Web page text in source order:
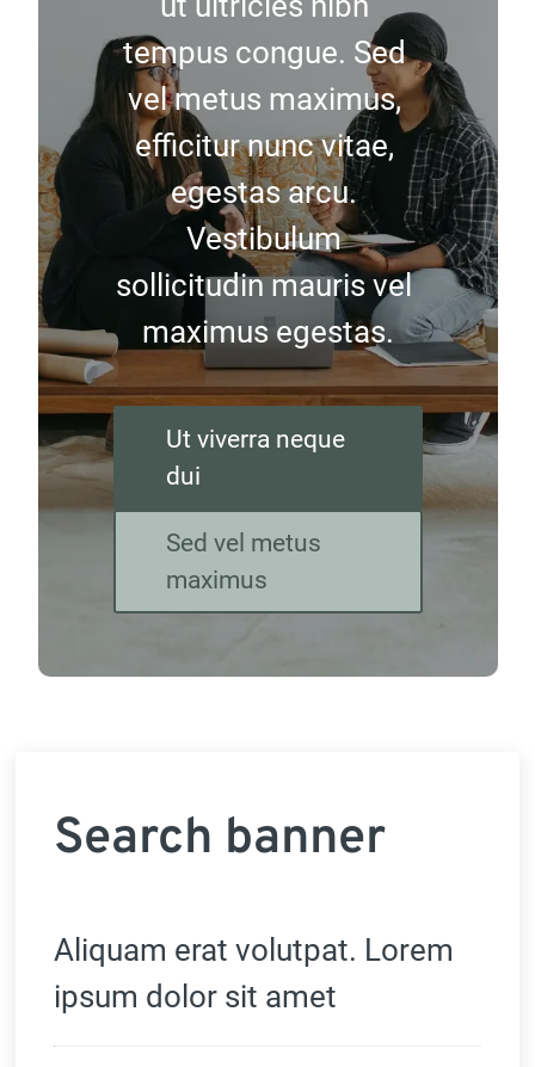
tempus congue. Sed
vel metus maximus,
efficitur nunc vitae,
egestas arcu.
Vestibulum
sollicitudin mauris vel
maximus egestas.
Ut viverra neque
dui
Sed vel metus
maximus
Search banner
Aliquam erat volutpat. Lorem
ipsum dolor sit amet